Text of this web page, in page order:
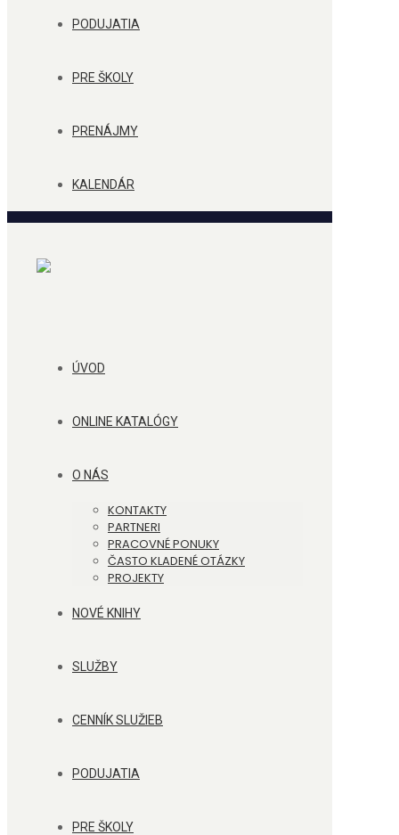
PODUJATIA
PRE ŠKOLY
PRENÁJMY
KALENDÁR
ÚVOD
ONLINE KATALÓGY
O NÁS
KONTAKTY
PARTNERI
PRACOVNÉ PONUKY
ČASTO KLADENÉ OTÁZKY
PROJEKTY
NOVÉ KNIHY
SLUŽBY
CENNÍK SLUŽIEB
PODUJATIA
PRE ŠKOLY